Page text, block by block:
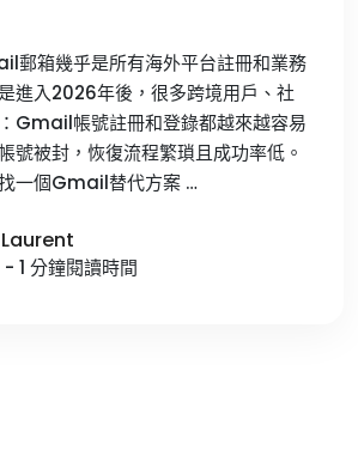
郵箱幾乎是所有海外平台註冊和業務
進入2026年後，很多跨境用戶、社
Gmail帳號註冊和登錄都越來越容易
號被封，恢復流程繁瑣且成功率低。
一個Gmail替代方案 …
- 1 分鐘閱讀時間